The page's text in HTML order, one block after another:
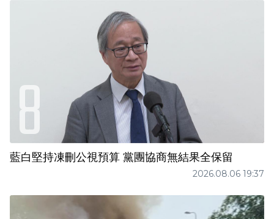
藍白堅持凍刪公視預算 黨團協商無結果全保留
2026.08.06 19:37